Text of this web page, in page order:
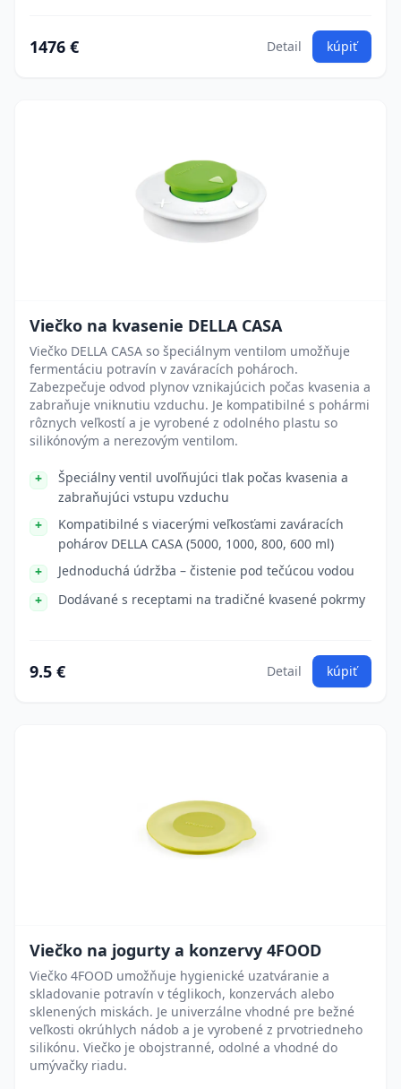
1476 € Detail kúpiť
Viečko na kvasenie DELLA CASA
Viečko DELLA CASA so špeciálnym ventilom umožňuje
fermentáciu potravín v zaváracích pohároch.
Zabezpečuje odvod plynov vznikajúcich počas kvasenia a
zabraňuje vniknutiu vzduchu. Je kompatibilné s pohármi
rôznych veľkostí a je vyrobené z odolného plastu so
silikónovým a nerezovým ventilom.
Špeciálny ventil uvoľňujúci tlak počas kvasenia a
zabraňujúci vstupu vzduchu
Kompatibilné s viacerými veľkosťami zaváracích
pohárov DELLA CASA (5000, 1000, 800, 600 ml)
Jednoduchá údržba – čistenie pod tečúcou vodou
Dodávané s receptami na tradičné kvasené pokrmy
9.5 € Detail kúpiť
Viečko na jogurty a konzervy 4FOOD
Viečko 4FOOD umožňuje hygienické uzatváranie a
skladovanie potravín v téglikoch, konzervách alebo
sklenených miskách. Je univerzálne vhodné pre bežné
veľkosti okrúhlych nádob a je vyrobené z prvotriedneho
silikónu. Viečko je obojstranné, odolné a vhodné do
umývačky riadu.